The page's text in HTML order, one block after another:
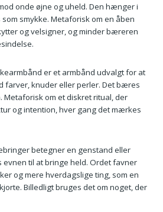
onde øjne og uheld. Den hænger i
smykke. Metaforisk om en åben
og velsigner, og minder bæreren
er et armbånd udvalgt for at
farver, knuder eller perler. Det bæres
Metaforisk om et diskret ritual, der
og intention, hver gang det mærkes
betegner en genstand eller
evnen til at bringe held. Ordet favner
og mere hverdagslige ting, som en
Billedligt bruges det om noget, der